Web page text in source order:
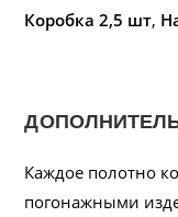
Коробка 2,5 шт,
Каждое полотно
погонажными